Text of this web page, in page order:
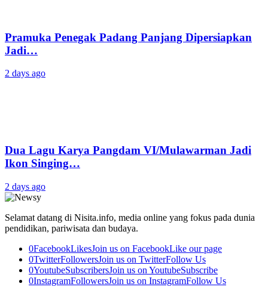
Pramuka Penegak Padang Panjang Dipersiapkan
Jadi…
2 days ago
Dua Lagu Karya Pangdam VI/Mulawarman Jadi
Ikon Singing…
2 days ago
Selamat datang di Nisita.info, media online yang fokus pada dunia
pendidikan, pariwisata dan budaya.
0FacebookLikesJoin us on FacebookLike our page
0TwitterFollowersJoin us on TwitterFollow Us
0YoutubeSubscribersJoin us on YoutubeSubscribe
0InstagramFollowersJoin us on InstagramFollow Us